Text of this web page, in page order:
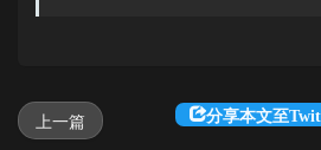
分享本文至
上一篇